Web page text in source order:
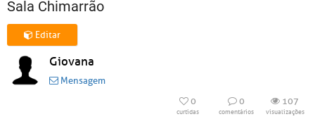
Sala Chimarrão
Editar
Giovana
Mensagem
0
curtidas
0
comentários
107
visualizações